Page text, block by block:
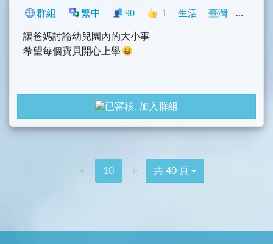
群組 繁中 90 1 生活 臺灣 閒聊
讓爸媽討論幼兒園內的大小事
希望每個寶貝開心上學
加入群組
< 10 > 共 40 頁